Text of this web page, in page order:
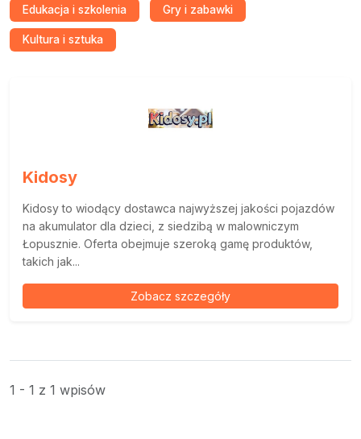
Edukacja i szkolenia Gry i zabawki
Kultura i sztuka
Kidosy
Kidosy to wiodący dostawca najwyższej jakości pojazdów
na akumulator dla dzieci, z siedzibą w malowniczym
Łopusznie. Oferta obejmuje szeroką gamę produktów,
takich jak...
Zobacz szczegóły
1 - 1 z 1 wpisów